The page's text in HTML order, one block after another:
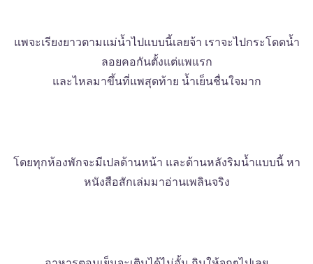
แพจะเรียงยาวตามแม่น้ำไปแบบนี้เลยจ้า เราจะไปกระโดดน้ำ
ลอยคอกันตั้งแต่แพแรก
และไหลมาขึ้นที่แพสุดท้าย น้ำเย็นชื่นใจมาก
โดยทุกห้องพักจะมีเปลด้านหน้า และด้านหลังริมน้ำแบบนี้ หา
หนังสือสักเล่มมาอ่านเพลินจริง